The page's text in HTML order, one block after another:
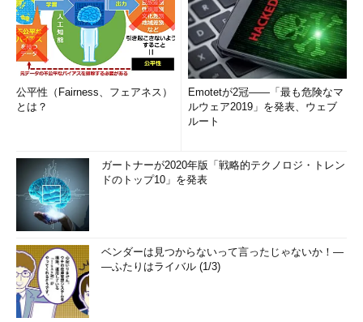
公平性（Fairness、フェアネス）
とは？
Emotetが2冠――「最も危険なマ
ルウェア2019」を発表、ウェブ
ルート
ガートナーが2020年版「戦略的テクノロジ・トレン
ドのトップ10」を発表
ベンダーは見つからないって言ったじゃないか！―
―ふたりはライバル (1/3)